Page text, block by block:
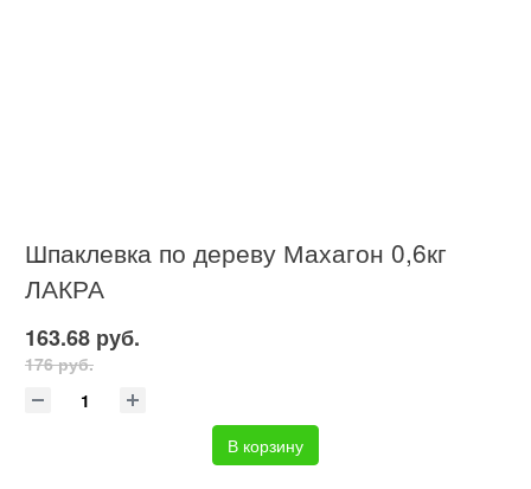
Шпаклевка по дереву Махагон 0,6кг
ЛАКРА
163.68 руб.
176 руб.
В корзину